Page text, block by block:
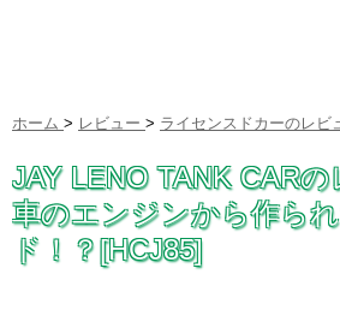
ホーム > レビュー > ライセンスドカーのレビ
JAY LENO TANK CAR
車のエンジンから作ら
ド！？[HCJ85]